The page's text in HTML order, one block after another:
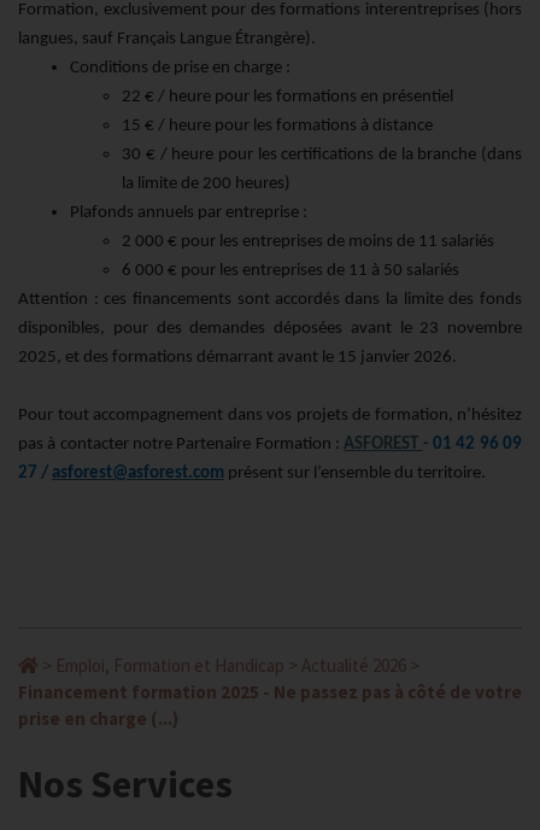
Formation, exclusivement pour des formations interentreprises (hors
langues, sauf Français Langue Étrangère).
Conditions de prise en charge :
22 € / heure pour les formations en présentiel
15 € / heure pour les formations à distance
30 € / heure pour les certifications de la branche (dans
la limite de 200 heures)
Plafonds annuels par entreprise :
2 000 € pour les entreprises de moins de 11 salariés
6 000 € pour les entreprises de 11 à 50 salariés
Attention : ces financements sont accordés dans la limite des fonds
disponibles, pour des demandes déposées avant le 23 novembre
2025, et des formations démarrant avant le 15 janvier 2026.
Pour tout accompagnement dans vos projets de formation, n’hésitez
pas à contacter notre Partenaire Formation :ASFOREST - 01 42 96 09
27 / asforest@asforest.com présent sur l’ensemble du territoire.
> Emploi, Formation et Handicap > Actualité 2026 >
Financement formation 2025 - Ne passez pas à côté de votre
prise en charge (...)
Nos Services